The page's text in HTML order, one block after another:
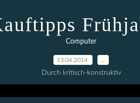
Computer
13.04.2014
Durch kritisch-konstruktiv